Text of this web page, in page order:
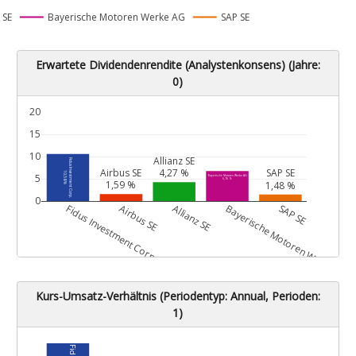
Bayerische Motoren Werke AG SAP SE
Erwartete Dividendenrendite (Analystenkonsens) (Jahre:
0)
Fidus Investment Corp.
10,58 % Airbus SE
1,59 %
Allianz SE
4,27 %
Bayerische Motoren Werke AG
6,76 %
SAP SE
1,48 %
Fidus Investment Corp.
Airbus SE Allianz SE Bayerische Motoren Werke AG
SAP SE
0
5
10
15
20
Kurs-Umsatz-Verhältnis (Periodentyp: Annual, Perioden:
1)